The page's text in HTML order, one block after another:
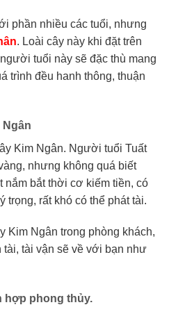
phần nhiều các tuổi, nhưng
. Loài cây này khi đặt trên
tuổi này sẽ đặc thù mang
trình đều hanh thông, thuận
Kim Ngân. Người tuổi Tuất
nhưng không quá biết
nắm bắt thời cơ kiếm tiền, có
trọng, rất khó có thể phát tài.
Kim Ngân trong phòng khách,
tài vận sẽ về với bạn như
hợp phong thủy.